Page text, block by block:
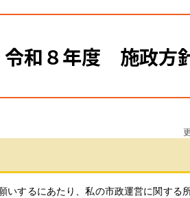
令和８年度 施政方
するにあたり、私の市政運営に関する